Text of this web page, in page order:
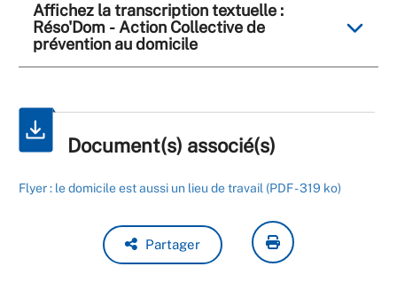
Affichez la transcription textuelle :
Réso'Dom - Action Collective de
prévention au domicile
Document(s) associé(s)
Flyer : le domicile est aussi un lieu de travail (PDF - 319 ko)
Partager